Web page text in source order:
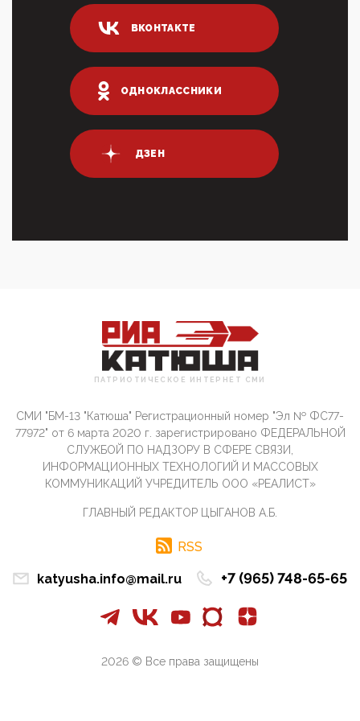
04:47, 10 Апреля 2026
ИНН для переводов по СБП это первый шаг из
логических двухЗаполнение ИНН при любых
переводах по ...
03:35, 10 Апреля 2026
Суммарное вознаграждение менеджменту в 15
крупных банках по итогам 2025 года превысило 63
03:01, 10 Апреля 2026
Террорист и убийца Буданов вальяжно сообщил,
что союзники просили Киев не наносить удары по
входМошенники активно пользуются аккаунтами на
Госуслугах уме...
12:01, 10 Апреля 2026
Сионистское правительство благосклонно
09:40, 10 Апреля 2026
Честно говоря, ситуация с продвижением через
российские крупнейшие СМИ персоны Эррола
Маска (отца Ил...
Те, кто стоят за массовым завозом в Россию
Благодаря знакомым, стали известны подробности
захватил "малое небо" на украинском ТВД.
ВКОНТАКТЕ
ОДНОКЛАССНИКИ
ДЗЕН
ПАТРИОТИЧЕСКОЕ ИНТЕРНЕТ СМИ
СМИ "БМ-13 "Катюша" Регистрационный номер "Эл № ФС77-
77972" от 6 марта 2020 г. зарегистрировано ФЕДЕРАЛЬНОЙ
СЛУЖБОЙ ПО НАДЗОРУ В СФЕРЕ СВЯЗИ,
ИНФОРМАЦИОННЫХ ТЕХНОЛОГИЙ И МАССОВЫХ
КОММУНИКАЦИЙ УЧРЕДИТЕЛЬ ООО «РЕАЛИСТ»
ГЛАВНЫЙ РЕДАКТОР ЦЫГАНОВ А.Б.
RSS
katyusha.info@mail.ru +7 (965) 748-65-65
2026 © Все права защищены